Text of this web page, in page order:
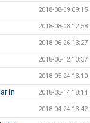
2018-08-09 09:15
2018-08-08 12:58
2018-06-26 13:27
2018-06-12 10:37
2018-05-24 13:10
in 2018-05-14 18:14
2018-04-24 13:42